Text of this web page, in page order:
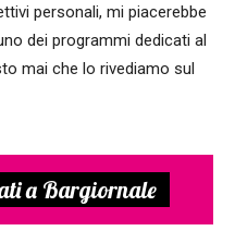
personali, mi piacerebbe
dei programmi dedicati al
mai che lo rivediamo sul
a Bargiornale